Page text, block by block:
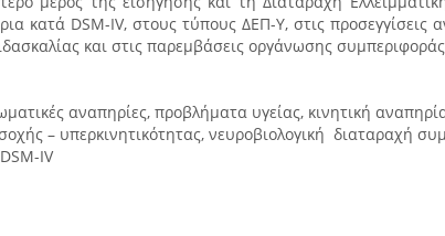
κατά DSM-IV, στους τύπους ΔΕΠ-Υ, στις
και στις παρεμβάσεις οργάνωσης
αναπηρίες, προβλήματα υγείας, κινητική
– υπερκινητικότητας, νευροβιολογική διαταραχή
IV